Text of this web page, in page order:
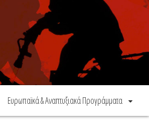
Ευρωπαϊκά & Αναπτυξιακά Προγράμματα